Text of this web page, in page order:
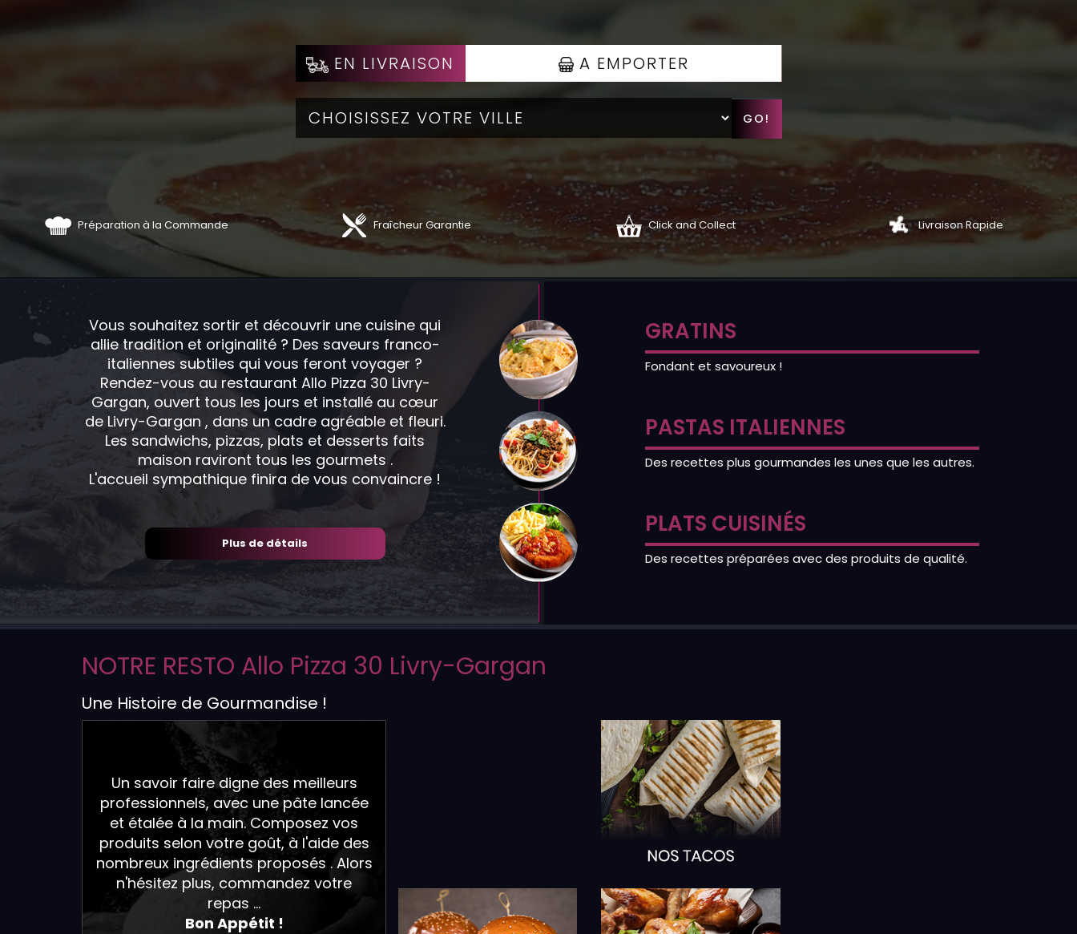
EN LIVRAISON A EMPORTER
GO!
Préparation à la Commande Fraîcheur Garantie Click and Collect Livraison Rapide
Vous souhaitez sortir et découvrir une cuisine qui
allie tradition et originalité ? Des saveurs franco-
italiennes subtiles qui vous feront voyager ?
Rendez-vous au restaurant Allo Pizza 30 Livry-
Gargan, ouvert tous les jours et installé au cœur
de Livry-Gargan , dans un cadre agréable et fleuri.
Les sandwichs, pizzas, plats et desserts faits
maison raviront tous les gourmets .
L'accueil sympathique finira de vous convaincre !
Plus de détails
GRATINS
Fondant et savoureux !
PASTAS ITALIENNES
Des recettes plus gourmandes les unes que les autres.
PLATS CUISINÉS
Des recettes préparées avec des produits de qualité.
NOTRE RESTO Allo Pizza 30 Livry-Gargan
Une Histoire de Gourmandise !
Un savoir faire digne des meilleurs
professionnels, avec une pâte lancée
et étalée à la main. Composez vos
produits selon votre goût, à l'aide des
nombreux ingrédients proposés . Alors
n'hésitez plus, commandez votre
repas ...
Bon Appétit !
GOUTS RICHES ET VARIÉS DÉGUSTEZ-LES, ILS SONT